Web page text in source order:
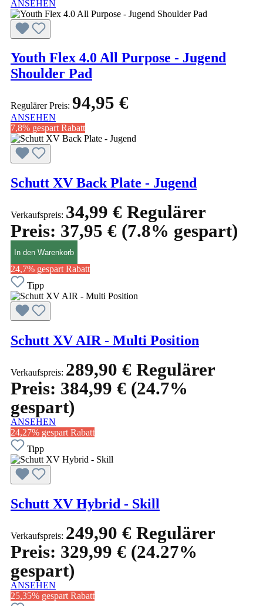
ANSEHEN
Youth Flex 4.0 All Purpose - Jugend
Shoulder Pad
Regulärer Preis: 94,95 €
ANSEHEN
7,8% gespart Rabatt
Schutt XV Back Plate - Jugend
Verkaufspreis: 34,99 € Regulärer
Preis: 37,95 € (7.8% gespart)
In den Warenkorb
24,7% gespart Rabatt
Tipp
Schutt XV AIR - Multi Position
Verkaufspreis: 289,90 € Regulärer
Preis: 384,99 € (24.7%
gespart)
ANSEHEN
24,27% gespart Rabatt
Tipp
Schutt XV Hybrid - Skill
Verkaufspreis: 249,90 € Regulärer
Preis: 329,99 € (24.27%
gespart)
ANSEHEN
25,35% gespart Rabatt